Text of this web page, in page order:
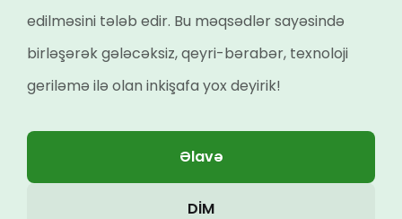
edilməsini tələb edir. Bu məqsədlər sayəsində
birləşərək gələcəksiz, qeyri-bərabər, texnoloji
geriləmə ilə olan inkişafa yox deyirik!
Əlavə
DİM